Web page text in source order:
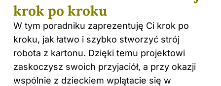
krok po kroku
W tym poradniku zaprezentuję Ci krok po
kroku, jak łatwo i szybko stworzyć strój
robota z kartonu. Dzięki temu projektowi
zaskoczysz swoich przyjaciół, a przy okazji
wspólnie z dzieckiem wplątacie się w